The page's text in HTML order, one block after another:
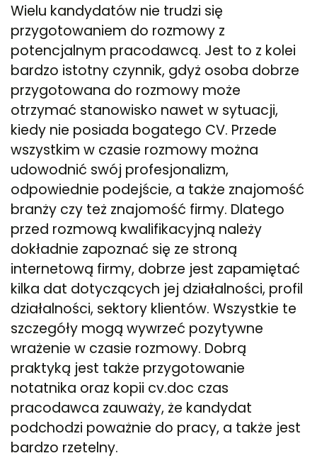
Wielu kandydatów nie trudzi się
przygotowaniem do rozmowy z
potencjalnym pracodawcą. Jest to z kolei
bardzo istotny czynnik, gdyż osoba dobrze
przygotowana do rozmowy może
otrzymać stanowisko nawet w sytuacji,
kiedy nie posiada bogatego CV. Przede
wszystkim w czasie rozmowy można
udowodnić swój profesjonalizm,
odpowiednie podejście, a także znajomość
branży czy też znajomość firmy. Dlatego
przed rozmową kwalifikacyjną należy
dokładnie zapoznać się ze stroną
internetową firmy, dobrze jest zapamiętać
kilka dat dotyczących jej działalności, profil
działalności, sektory klientów. Wszystkie te
szczegóły mogą wywrzeć pozytywne
wrażenie w czasie rozmowy. Dobrą
praktyką jest także przygotowanie
notatnika oraz kopii cv.doc czas
pracodawca zauważy, że kandydat
podchodzi poważnie do pracy, a także jest
bardzo rzetelny.